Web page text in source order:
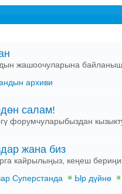
жашоочуларына
архиви
салам!
форумчуларыбыздан
жана биз
кайрылыңыз, кеңеш
Суперстанда Ыр дүйнө